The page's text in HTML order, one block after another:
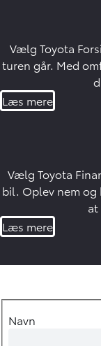
Vælg Toyota
turen går. Med
Læs mere
Vælg Toyota
bil. Oplev nem og
at
Læs mere
Navn